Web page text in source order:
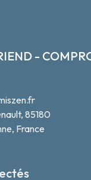
-
85180
France